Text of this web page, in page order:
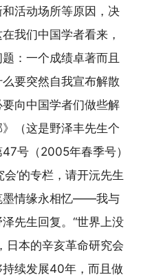
活动场所等原因，决
我们中国学者看来，
：一个成绩卓著而且
要突然自我宣布解散
向中国学者们做些解
（这是野泽丰先生个
号（2005年春季号）
’的专栏，请开沅先生
墨情缘永相忆——我与
先生回复。“世界上没
日本的辛亥革命研究会
续发展40年，而且做